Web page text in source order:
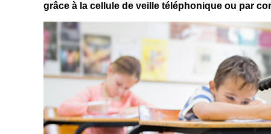
grâce à la cellule de veille téléphonique ou par